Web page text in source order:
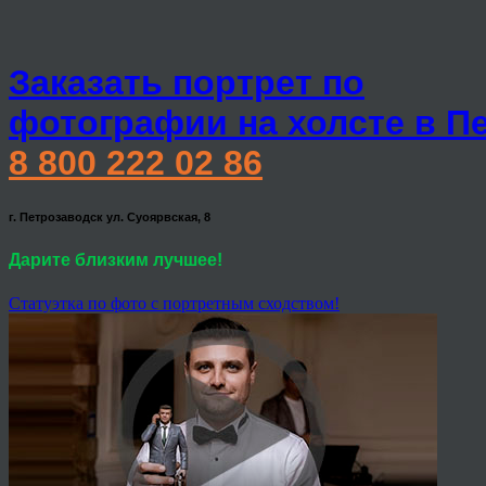
Заказать портрет по
фотографии на холсте в
8 800 222 02 86
г. Петрозаводск ул. Суоярвская, 8
Дарите близким лучшее!
Статуэтка по фото с портретным сходством!